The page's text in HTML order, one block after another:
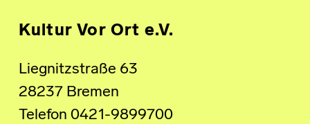
Kultur Vor Ort e.V.
Liegnitzstraße 63
28237 Bremen
Telefon 0421-9899700